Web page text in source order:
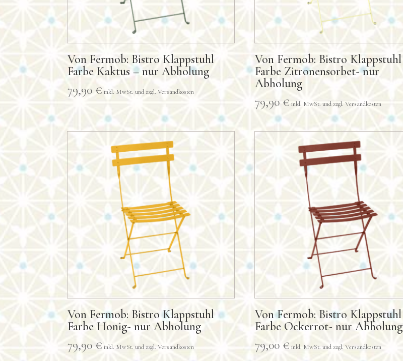
Von Fermob: Bistro Klappstuhl
Farbe Kaktus – nur Abholung
79,90 €
Von Fermob: Bistro Klappstuhl
Farbe Zitronensorbet- nur
Abholung
79,90 €
Von Fermob: Bistro Klappstuhl
Farbe Honig- nur Abholung
79,90 €
Von Fermob: Bistro Klappstuhl
Farbe Ockerrot- nur Abholung
79,00 €